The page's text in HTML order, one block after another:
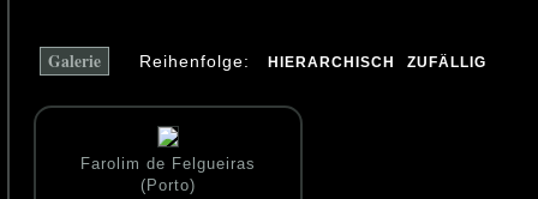
Galerie Reihenfolge: HIERARCHISCH ZUFÄLLIG
Farolim de Felgueiras
(Porto)